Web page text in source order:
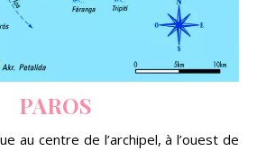
PAROS
au centre de l’archipel, à l’ouest de